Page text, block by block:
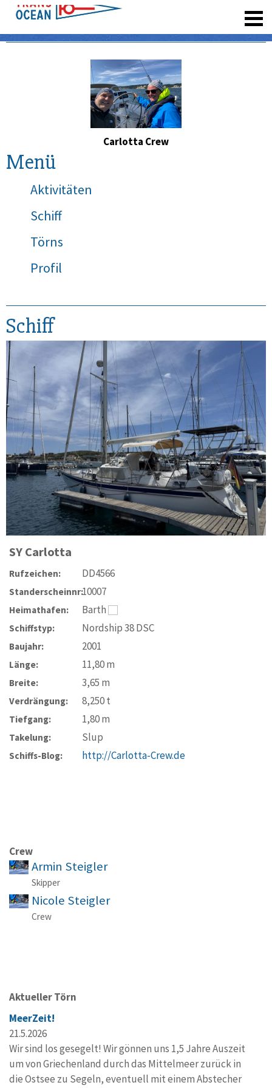
Carlotta Crew
Menü
Aktivitäten
Schiff
Törns
Profil
Schiff
SYCarlotta
Rufzeichen: DD4566
Standerscheinnr:10007
Heimathafen: Barth
Schiffstyp: Nordship 38 DSC
Baujahr: 2001
Länge: 11,80m
Breite: 3,65 m
Verdrängung: 8,250t
Tiefgang: 1,80m
Takelung: Slup
Schiffs-Blog: http://Carlotta-Crew.de
Crew
Armin Steigler
Skipper
Nicole Steigler
Crew
Aktueller Törn
MeerZeit!
21.5.2026
Wir sind los gesegelt! Wir gönnen uns 1,5 Jahre Auszeit
um von Griechenland durch das Mittelmeer zurück in
die Ostsee zu Segeln, eventuell mit einem Abstecher